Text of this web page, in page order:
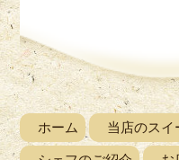
ホーム 当店のスイ